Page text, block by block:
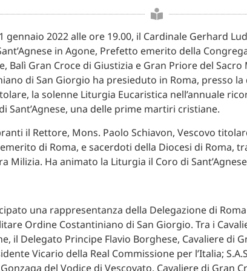
gennaio 2022 alle ore 19.00, il Cardinale Gerhard
in Agone, Prefetto emerito della
Balì Gran Croce di Giustizia e Gran Priore del
di San Giorgio ha presieduto in Roma, presso la
la solenne Liturgia Eucaristica nell’annuale
Sant’Agnese, una delle prime martiri cristiane.
il Rettore, Mons. Paolo Schiavon, Vescovo
di Roma, e sacerdoti della Diocesi di Roma,
Milizia. Ha animato la Liturgia il Coro di
una rappresentanza della Delegazione di
Ordine Costantiniano di San Giorgio. Tra i
il Delegato Principe Flavio Borghese, Cavaliere di
Vicario della Real Commissione per l’Italia;
del Vodice di Vescovato, Cavaliere di Gran